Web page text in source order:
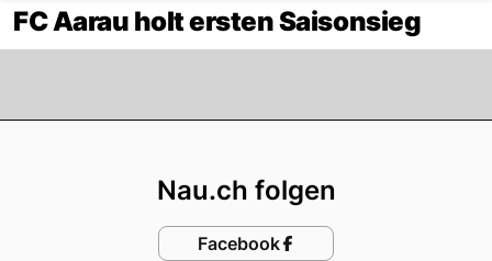
FC Aarau holt ersten Saisonsieg
Nau.ch folgen
Facebook